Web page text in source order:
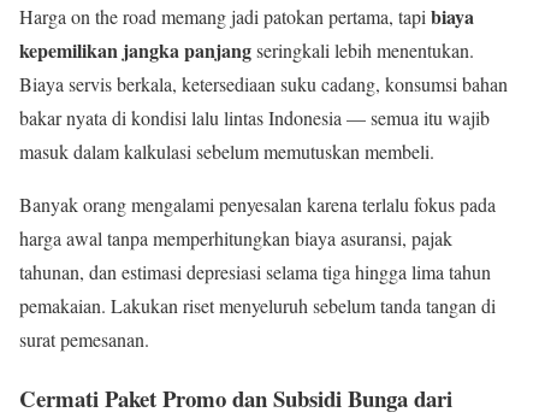
Harga on the road memang jadi patokan pertama, tapi biaya
kepemilikan jangka panjangseringkali lebih menentukan.
Biaya servis berkala, ketersediaan suku cadang, konsumsi bahan
bakar nyata di kondisi lalu lintas Indonesia — semua itu wajib
masuk dalam kalkulasi sebelum memutuskan membeli.
Banyak orang mengalami penyesalan karena terlalu fokus pada
harga awal tanpa memperhitungkan biaya asuransi, pajak
tahunan, dan estimasi depresiasi selama tiga hingga lima tahun
pemakaian. Lakukan riset menyeluruh sebelum tanda tangan di
surat pemesanan.
Cermati Paket Promo dan Subsidi Bunga dari